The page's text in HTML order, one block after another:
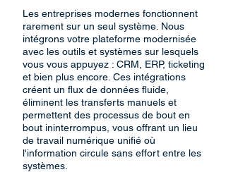
Les entreprises modernes fonctionnent
rarement sur un seul système. Nous
intégrons votre plateforme modernisée
avec les outils et systèmes sur lesquels
vous vous appuyez : CRM, ERP, ticketing
et bien plus encore. Ces intégrations
créent un flux de données fluide,
éliminent les transferts manuels et
permettent des processus de bout en
bout ininterrompus, vous offrant un lieu
de travail numérique unifié où
l'information circule sans effort entre les
systèmes.